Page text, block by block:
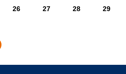
26 27 28
29